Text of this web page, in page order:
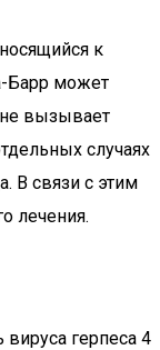
к
Барр может
не вызывает
случаях
В связи с этим
лечения.
герпеса 4